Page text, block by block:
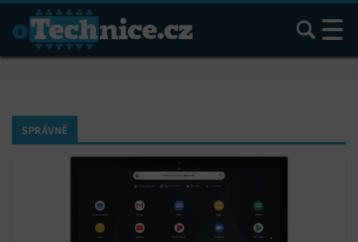
Hledat
SPRÁVNĚ